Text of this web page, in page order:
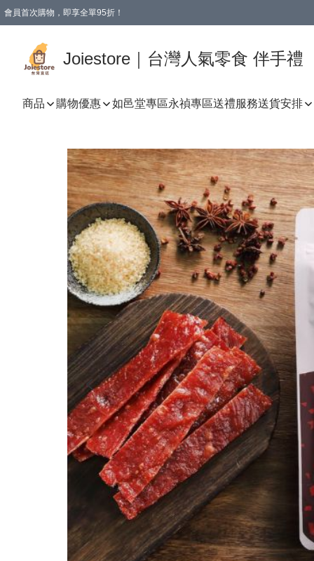
會員首次購物，即享全單95折！
Joiestore｜台灣人氣零食 伴手禮
商品 購物優惠 如邑堂專區永禎專區送禮服務送貨安排